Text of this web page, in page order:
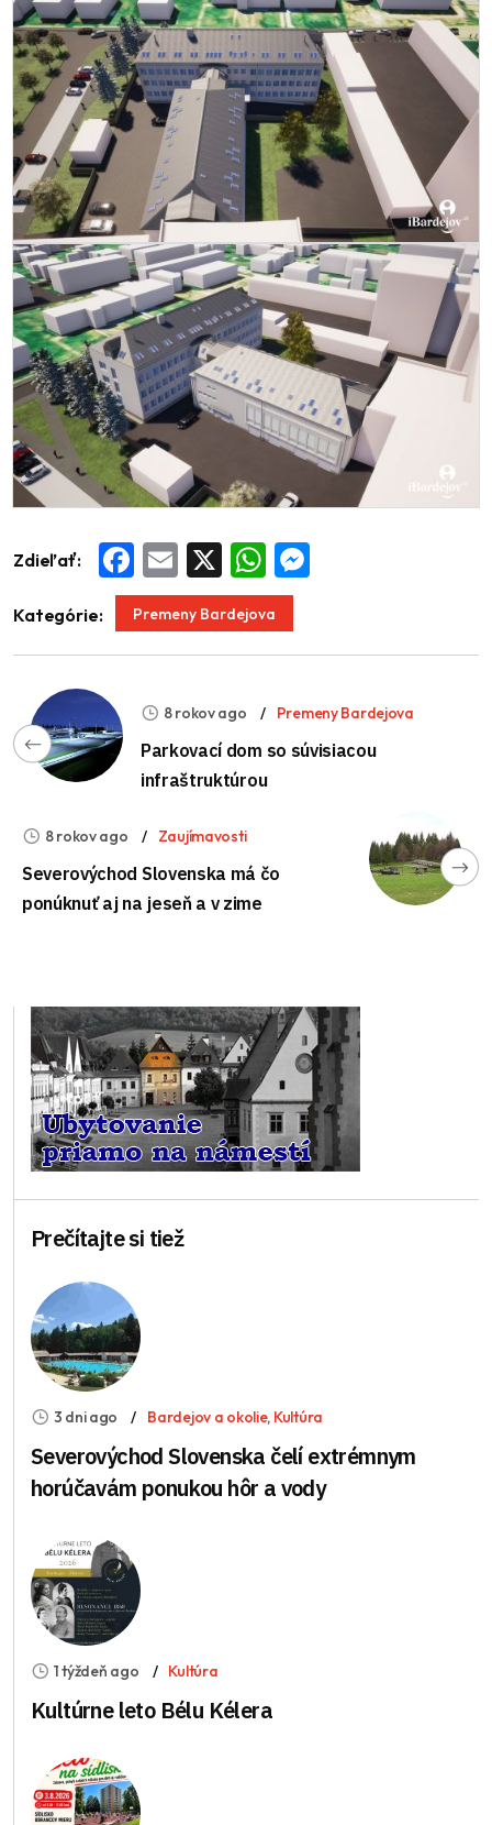
Zdieľať: Facebook
Email WhatsApp
Kategórie: Premeny Bardejova
8 rokov ago Premeny Bardejova
Parkovací dom so súvisiacou
infraštruktúrou
8 rokov ago Zaujímavosti
Severovýchod Slovenska má čo
ponúknuť aj na jeseň a v zime
Prečítajte si tiež
3 dni ago Bardejov a okolie, Kultúra
Severovýchod Slovenska čelí extrémnym
horúčavám ponukou hôr a vody
1 týždeň ago Kultúra
Kultúrne leto Bélu Kélera